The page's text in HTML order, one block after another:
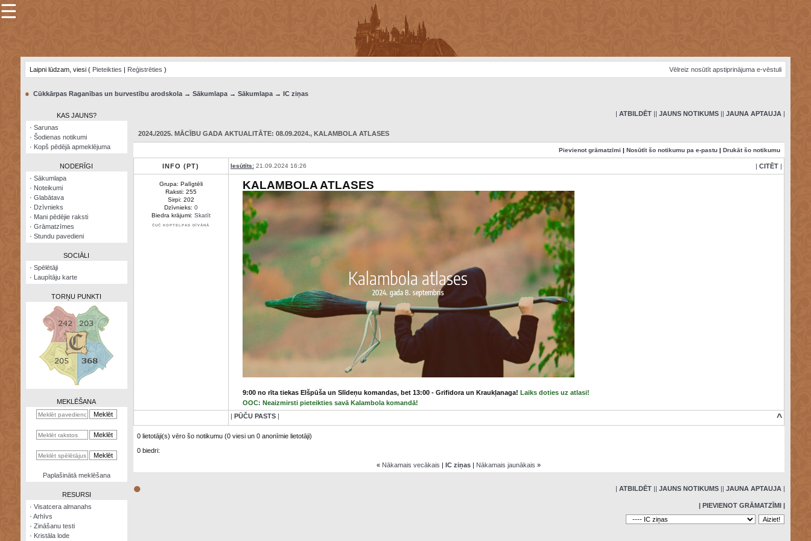
×
Šodienas
Visatcera
almanahs
kalkulators
☰
Laipni lūdzam, viesi ( Pieteikties | Reģistrēties ) Vēlreiz nosūtīt apstiprinājuma e-vēstuli
● Cūkkārpas Raganības un burvestību arodskola→ Sākumlapa→ Sākumlapa→ IC ziņas
KAS JAUNS?
· Sarunas
· Šodienas notikumi
· Kopš pēdējā apmeklējuma
NODERĪGI
· Sākumlapa
· Noteikumi
· Glabātava
· Dzīvnieks
· Mani pēdējie raksti
· Grāmatzīmes
· Stundu pavedieni
SOCIĀLI
· Spēlētāji
· Laupītāju karte
TORŅU PUNKTI
MEKLĒŠANA
Paplašinātā meklēšana
RESURSI
· Visatcera almanahs
· Arhīvs
· Zināšanu testi
· Kristāla lode
| ATBILDĒT|| JAUNS NOTIKUMS|| JAUNA APTAUJA|
2024./2025. MĀCĪBU GADA AKTUALITĀTE: 08.09.2024., KALAMBOLA ATLASES
Pievienot grāmatzīmi | Nosūtīt šo notikumu pa e-pastu| Drukāt šo notikumu
INFO (PT) Iesūtīts:21.09.2024 16:26 | CITĒT|
Grupa: Palīgtēli
Raksti: 255
Sirpi: 202
Dzīvnieks: 0
Biedra krājumi: Skatīt
ČUČ KOPTELPAS DĪVĀNĀ
KALAMBOLA ATLASES
9:00 no rīta tiekas Elšpūša un Slīdeņu komandas, bet 13:00 - Grifidora un Kraukļanaga! Laiks doties uz atlasi!
OOC: Neaizmirsti pieteikties savā Kalambola komandā!
| PŪČU PASTS| ^
0 lietotāji(s) vēro šo notikumu (0 viesi un 0 anonīmie lietotāji)
0 biedri:
« Nākamais vecākais |IC ziņas | Nākamais jaunākais »
● | ATBILDĒT|| JAUNS NOTIKUMS|| JAUNA APTAUJA|
| PIEVIENOT GRĀMATZĪMI |